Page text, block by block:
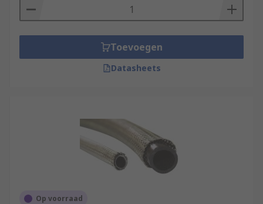
Toevoegen
Datasheets
Op voorraad